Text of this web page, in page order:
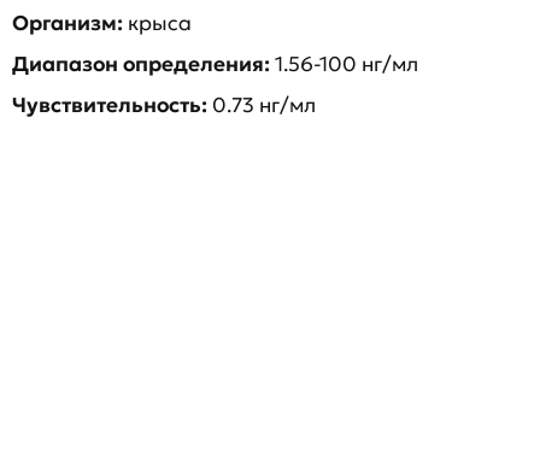
Организм: крыса
Диапазон определения:1.56-100 нг/мл
Чувствительность: 0.73 нг/мл